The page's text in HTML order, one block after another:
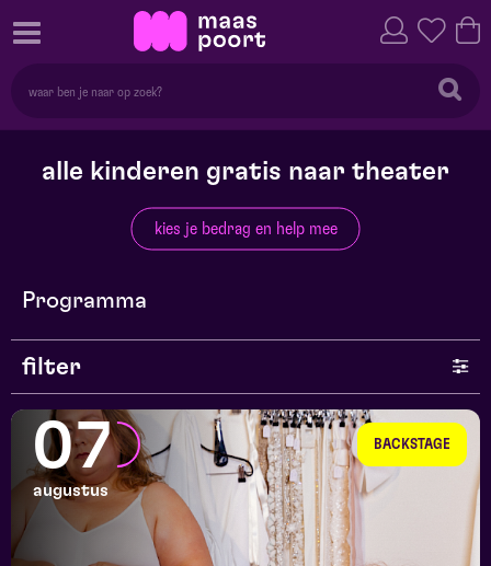
alle kinderen gratis naar theater
kies je bedrag en help mee
Programma
filter
genre
series en selecties
BACKSTAGE
07
augustus